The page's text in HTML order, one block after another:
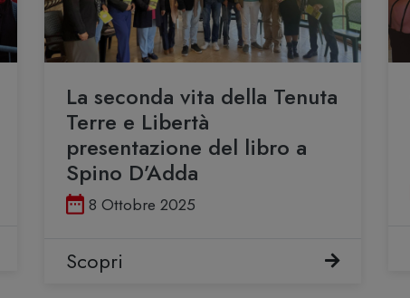
La seconda vita della Tenuta
Terre e Libertà
presentazione del libro a
Spino D’Adda
Pubblicato il
8 Ottobre 2025
Scopri